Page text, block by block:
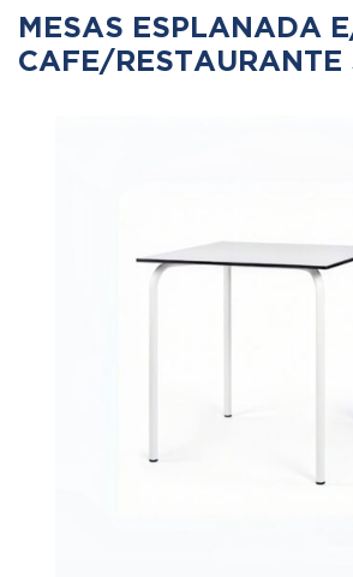
MESAS ESPLANADA
CAFE/RESTAURANTE